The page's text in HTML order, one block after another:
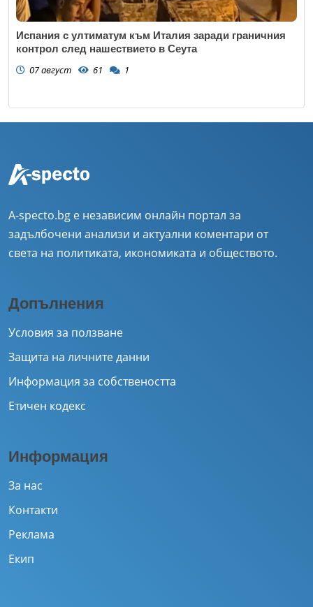
Испания с ултиматум към Италия заради граничния
контрол след нашествието в Сеута
07 август 61 1
A-specto.bg е независим онлайн портал за
задълбочени анализи и актуални коментари от
света на политиката, икономиката и обществото.
Допълнения
Условия за ползване
Защита на личните данни
Информация за собствеността
Етичен кодекс
Информация
За нас
Контакти
Реклама
Екип